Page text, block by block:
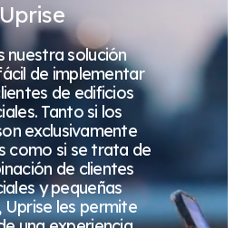
Uprise
nuestra solución
de implementar
de edificios
Tanto si los
exclusivamente
como si se trata de
de clientes
y pequeñas
Uprise les permite